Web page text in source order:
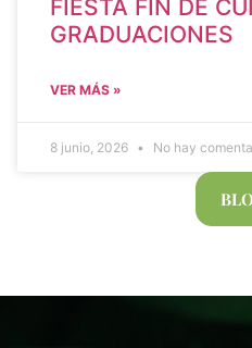
FIESTA FIN DE
GRADUACIONES
VER MÁS »
8 junio, 2026 No hay